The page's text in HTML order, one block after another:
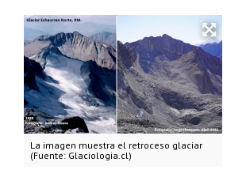
La imagen muestra el retroceso glaciar
(Fuente: Glaciologia.cl)